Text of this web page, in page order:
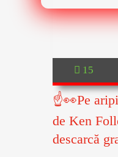
15
☝👀Pe
de Ken
descarcă